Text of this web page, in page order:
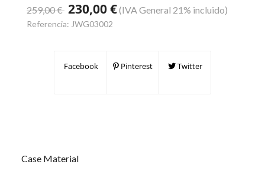
259,00 € 230,00 €(IVA General 21% incluido)
Referencia: JWG03002
Facebook Pinterest Twitter
Case Material